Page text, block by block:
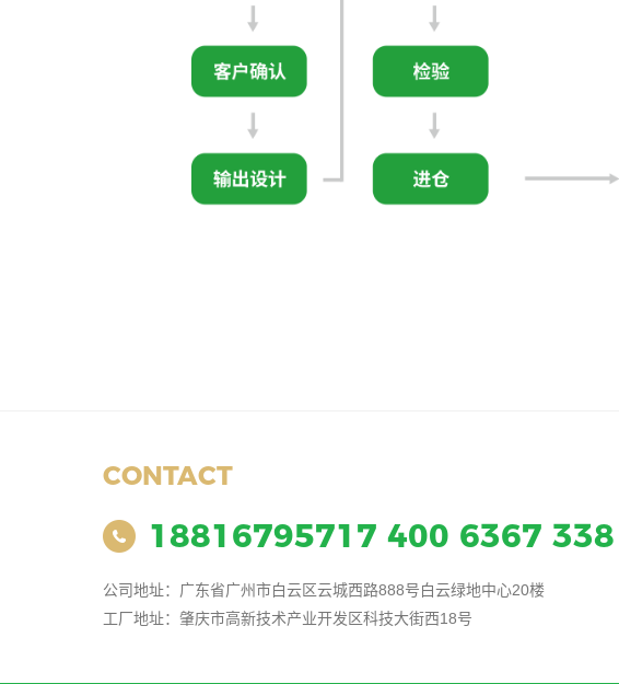
CONTACT
18816795717 400 6367 338
公司地址：广东省广州市白云区云城西路888号白云绿地中心20楼
工厂地址：肇庆市高新技术产业开发区科技大街西18号